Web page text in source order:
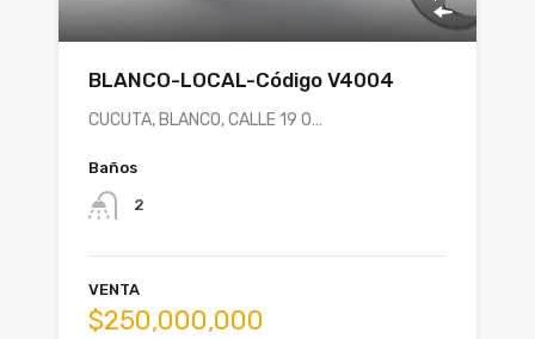
BLANCO-LOCAL-Código V4004
CUCUTA, BLANCO, CALLE 19 0…
Baños
2
VENTA
$250,000,000